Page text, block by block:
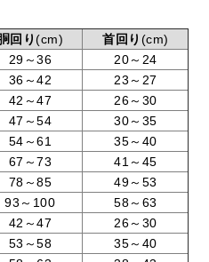
回り(cm) 首回り (cm)
29～36
20～24
36～42
23～27
42～47
26～30
47～54
30～35
54～61
35～40
67～73
41～45
78～85
49～53
93～100
58～63
42～47
26～30
53～58
35～40